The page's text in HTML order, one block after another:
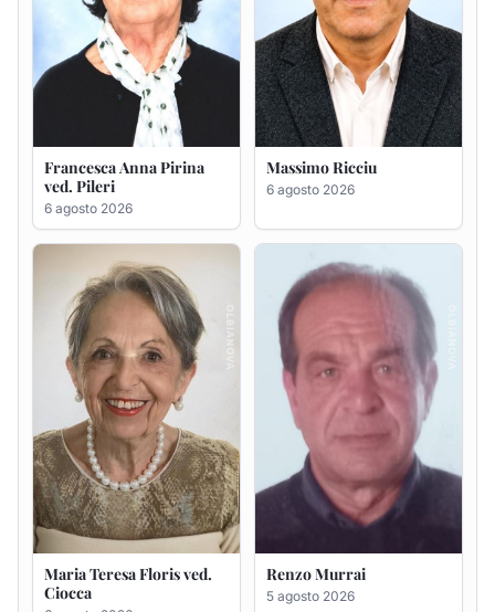
Maria Teresa Floris ved.
6 agosto 2026
Renzo Murrai
5 agosto 2026